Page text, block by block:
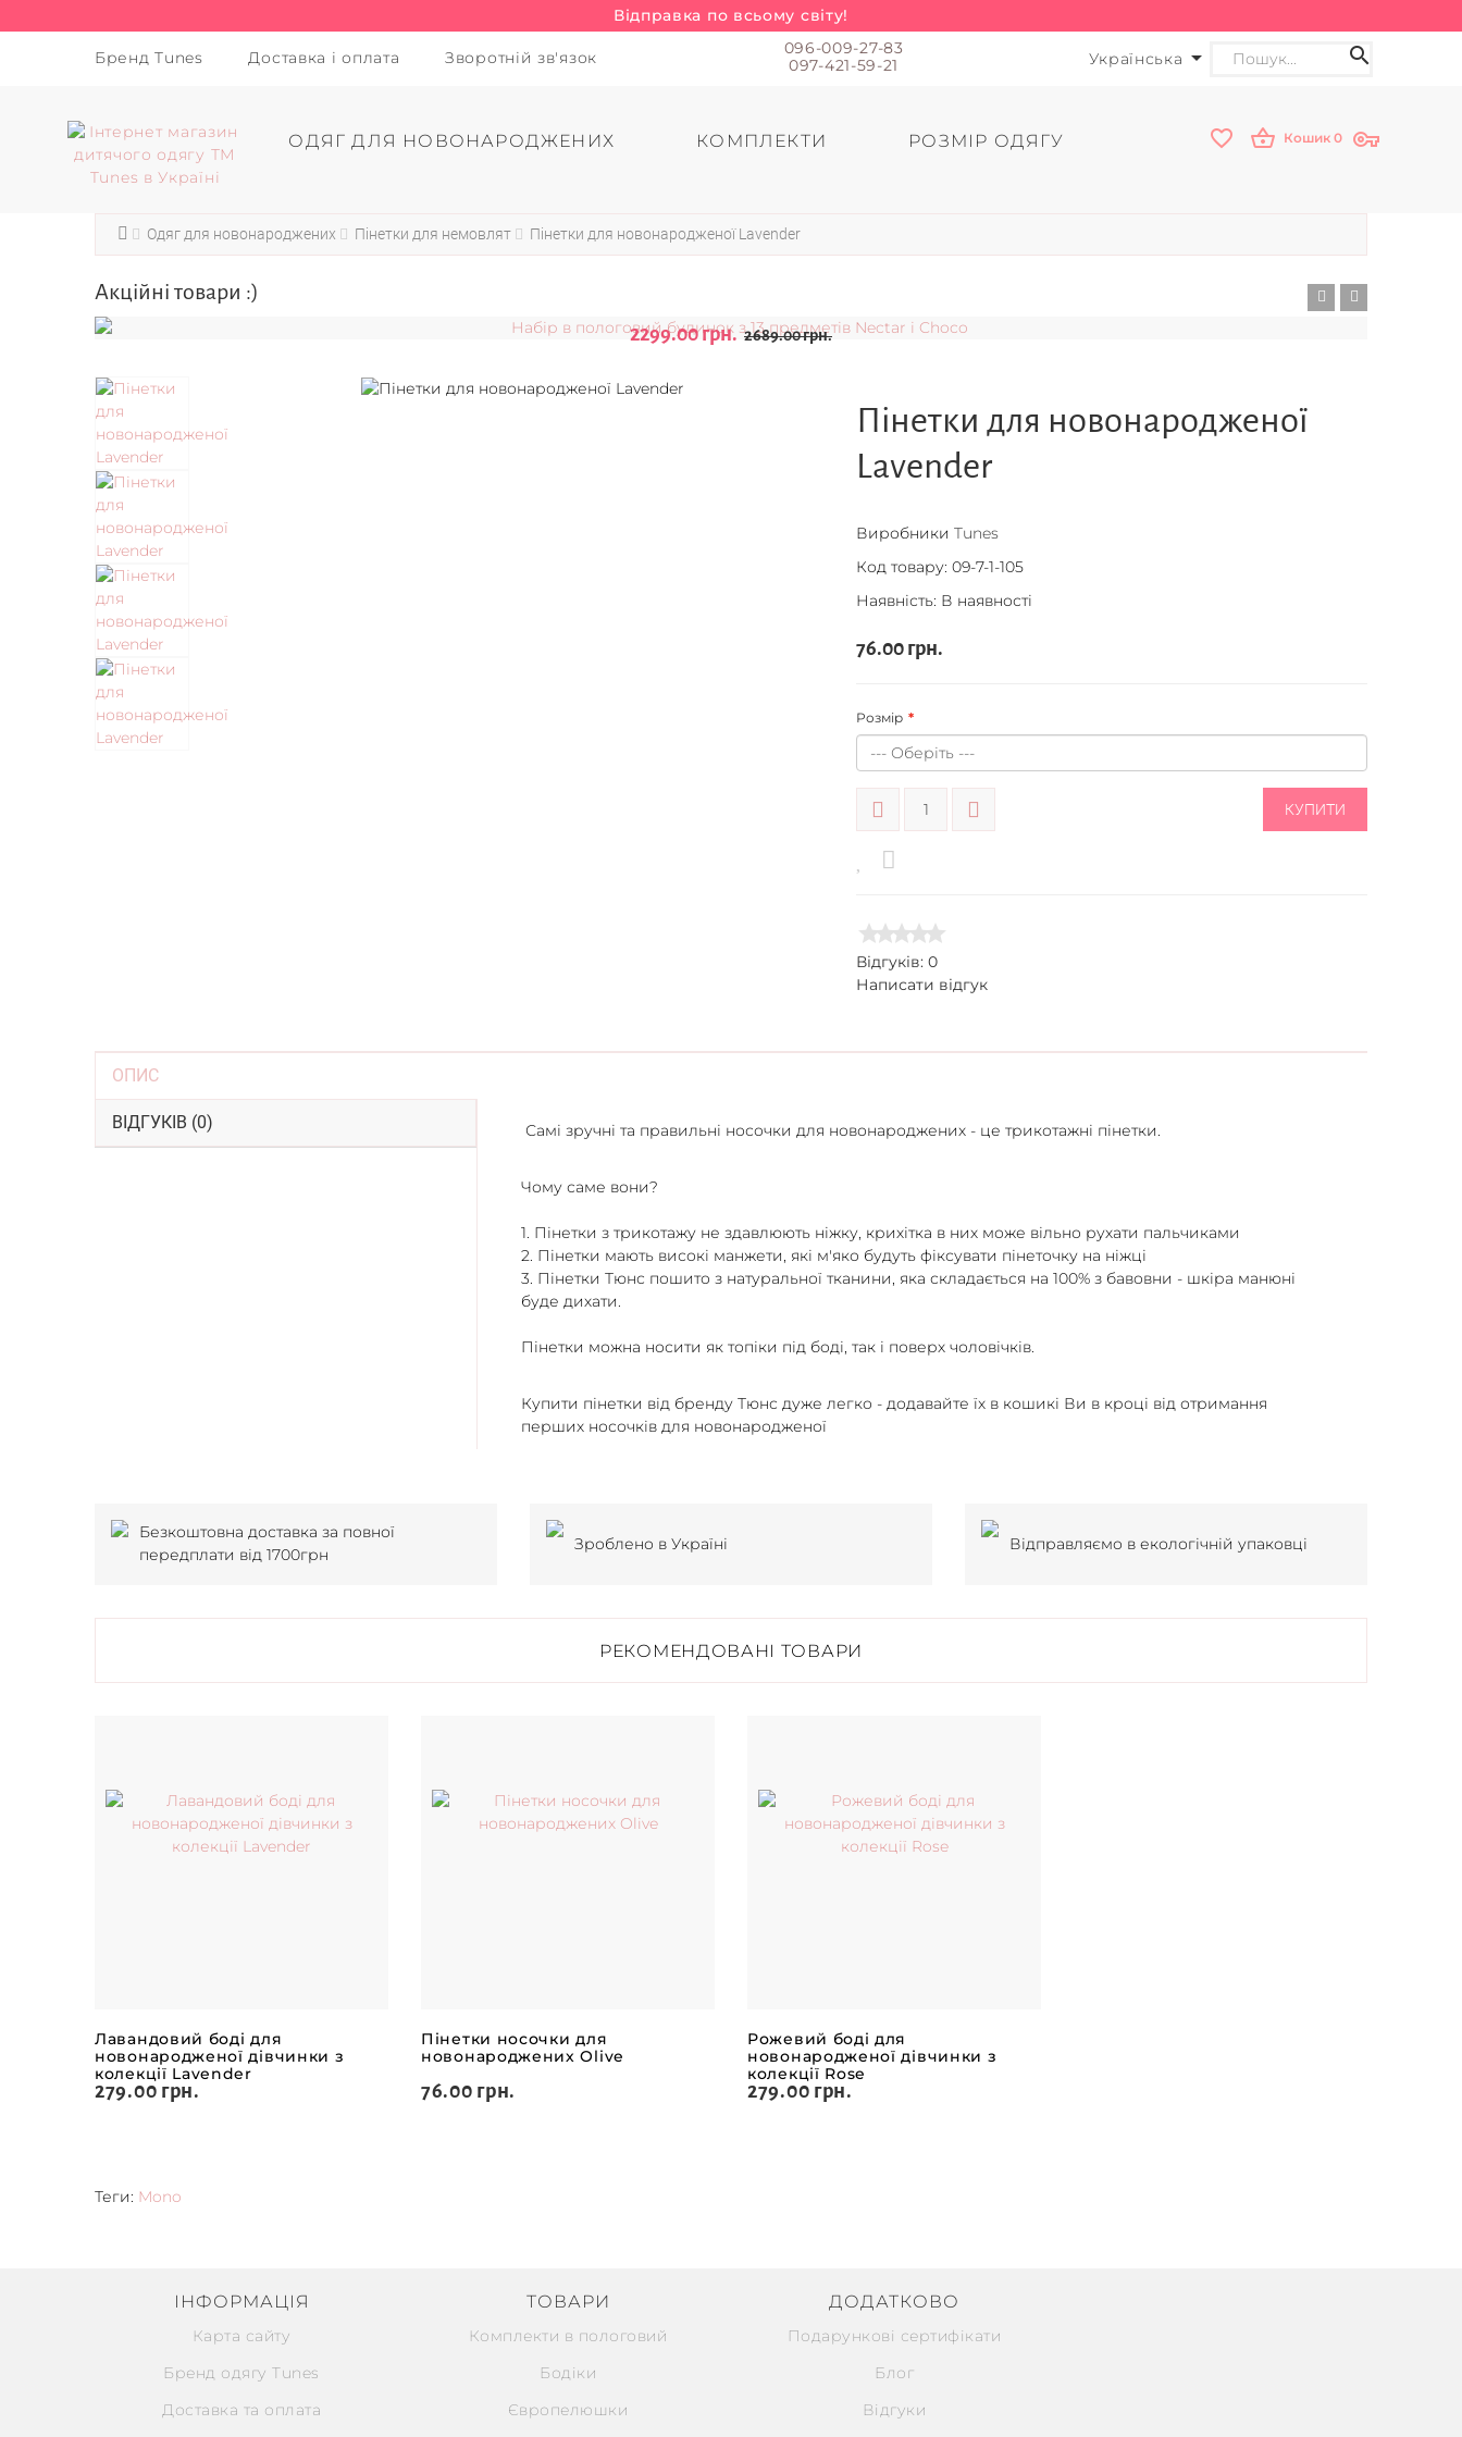
Відправка по всьому світу!
Бренд Tunes Доставка і оплата Зворотній зв'язок Українська
096-009-27-83
097-421-59-21
ОДЯГ ДЛЯ НОВОНАРОДЖЕНИХ КОМПЛЕКТИ РОЗМІР ОДЯГУ Кошик 0
Одяг для новонароджених Пінетки для немовлят Пінетки для новонародженої Lavender
Акційні товари :)
2299.00 грн. 2689.00 грн.
Пінетки для новонародженої
Lavender
Виробники Tunes
Код товару: 09-7-1-105
Наявність: В наявності
76.00 грн.
Розмір
КУПИТИ
Відгуків: 0
Написати відгук
ОПИС
ВІДГУКІВ (0) Самі зручні та правильні носочки для новонароджених - це трикотажні пінетки.
Чому саме вони?
1. Пінетки з трикотажу не здавлюють ніжку, крихітка в них може вільно рухати пальчиками
2. Пінетки мають високі манжети, які м'яко будуть фіксувати пінеточку на ніжці
3. Пінетки Тюнс пошито з натуральної тканини, яка складається на 100% з бавовни - шкіра манюні
буде дихати.
Пінетки можна носити як топіки під боді, так і поверх чоловічків.
Купити пінетки від бренду Тюнс дуже легко - додавайте їх в кошикі Ви в кроці від отримання
перших носочків для новонародженої
Безкоштовна доставка за повної
передплати від 1700грн
Зроблено в Україні Відправляємо в екологічній упаковці
РЕКОМЕНДОВАНІ ТОВАРИ
Лавандовий боді для
новонародженої дівчинки з
колекції Lavender
279.00 грн.
Пінетки носочки для
новонароджених Olive
76.00 грн.
Рожевий боді для
новонародженої дівчинки з
колекції Rose
279.00 грн.
Теги: Mono
ІНФОРМАЦІЯ
Карта сайту
Бренд одягу Tunes
Доставка та оплата
ТОВАРИ
Комплекти в пологовий
Бодіки
Європелюшки
ДОДАТКОВО
Подарункові сертифікати
Блог
Відгуки